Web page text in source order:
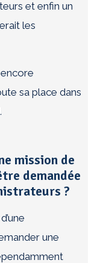
et enfin un
les
sa place dans
mission de
demandée
?
une